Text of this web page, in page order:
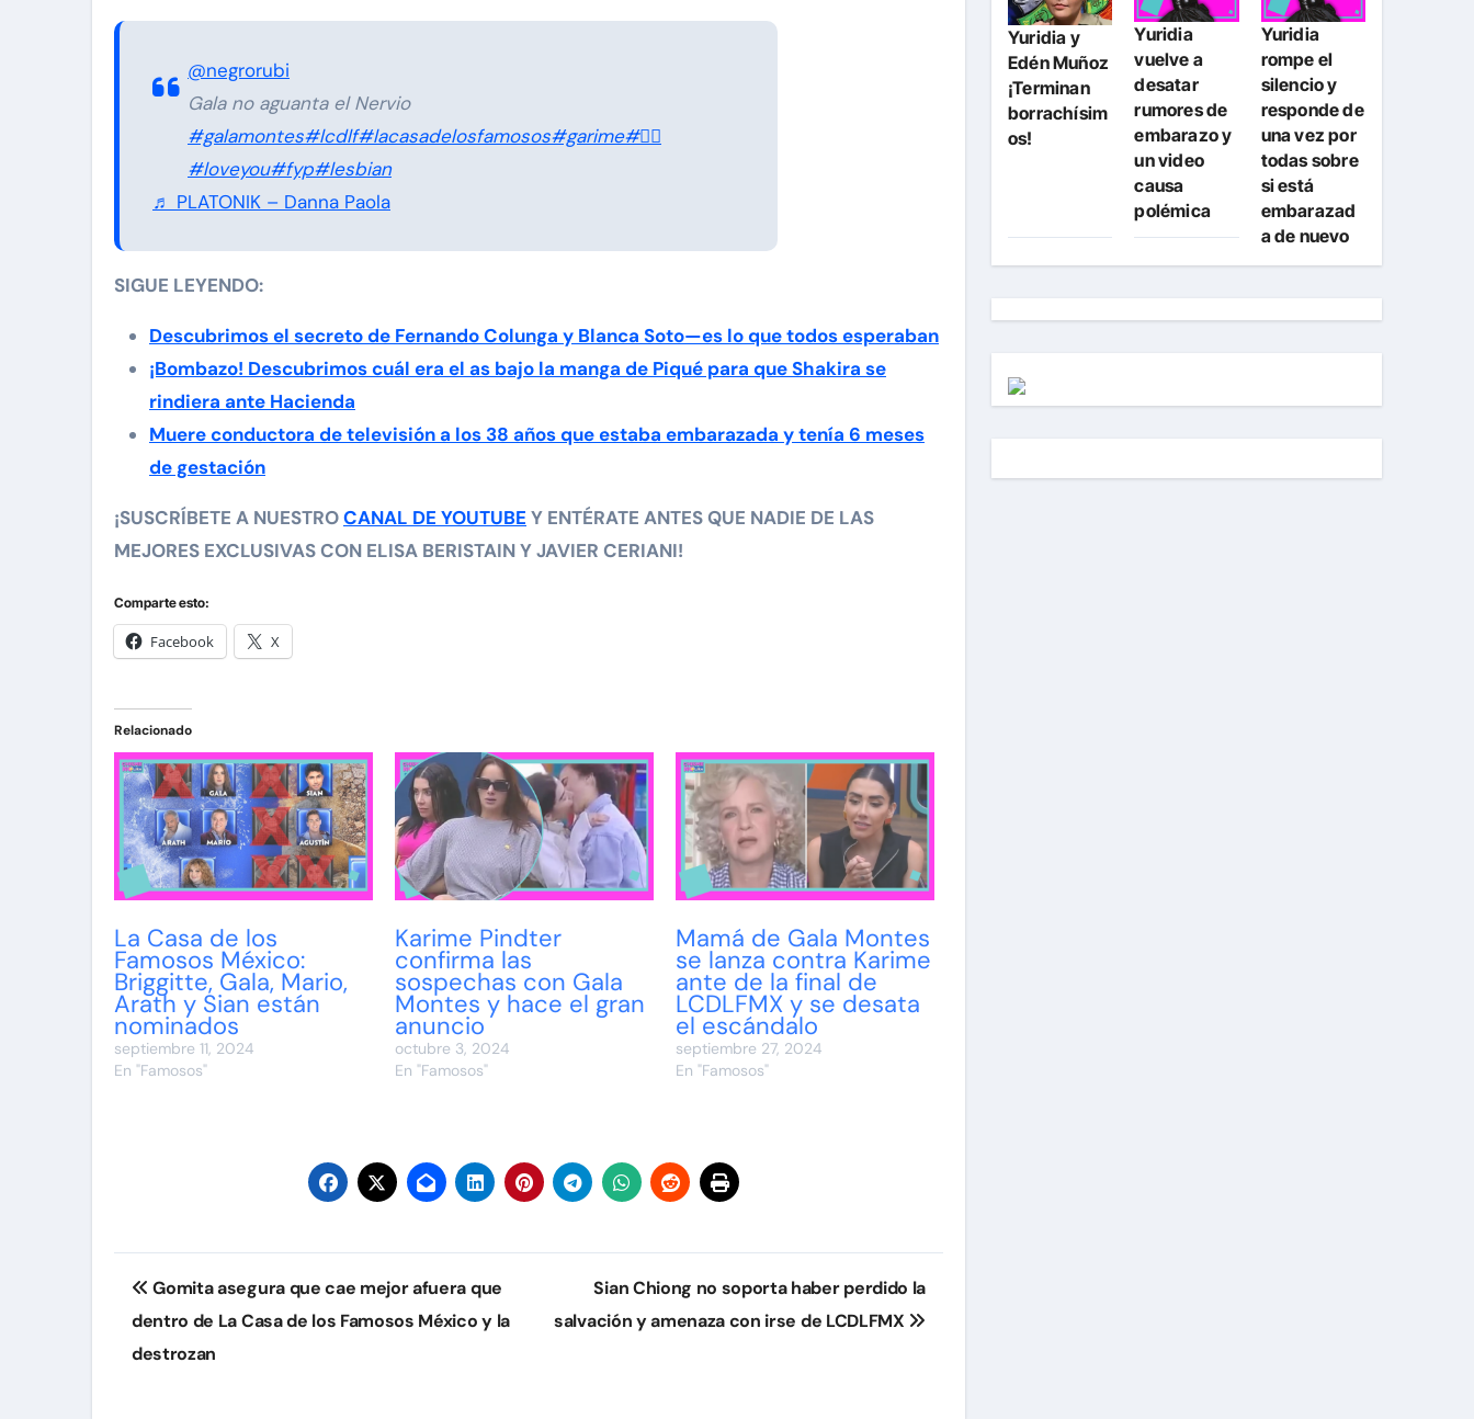
@negrorubi
Gala no aguanta el Nervio
#galamontes#lcdlf#lacasadelosfamosos#garime#🏳️‍🌈
#loveyou#fyp#lesbian
♬ PLATONIK – Danna Paola
SIGUE LEYENDO:
Descubrimos el secreto de Fernando Colunga y Blanca Soto—es lo que todos esperaban
¡Bombazo! Descubrimos cuál era el as bajo la manga de Piqué para que Shakira se
rindiera ante Hacienda
Muere conductora de televisión a los 38 años que estaba embarazada y tenía 6 meses
de gestación
¡SUSCRÍBETE A NUESTROCANAL DE YOUTUBE Y ENTÉRATE ANTES QUE NADIE DE LAS
MEJORES EXCLUSIVAS CON ELISA BERISTAIN Y JAVIER CERIANI!
Comparte esto:
Facebook X
Relacionado
La Casa de los
Famosos México:
Briggitte, Gala, Mario,
Arath y Sian están
nominados
septiembre 11, 2024
En "Famosos"
Karime Pindter
confirma las
sospechas con Gala
Montes y hace el gran
anuncio
octubre 3, 2024
En "Famosos"
Mamá de Gala Montes
se lanza contra Karime
ante de la final de
LCDLFMX y se desata
el escándalo
septiembre 27, 2024
En "Famosos"
Navegación
de
entradas
Gomita asegura que cae mejor afuera que
dentro de La Casa de los Famosos México y la
destrozan
Sian Chiong no soporta haber perdido la
salvación y amenaza con irse de LCDLFMX
Yuridia y
Edén Muñoz
¡Terminan
borrachísim
os!
Yuridia
vuelve a
desatar
rumores de
embarazo y
un video
causa
polémica
Yuridia
rompe el
silencio y
responde de
una vez por
todas sobre
si está
embarazad
a de nuevo